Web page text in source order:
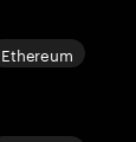
Ethereum